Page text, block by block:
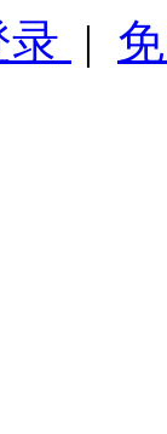
录 |